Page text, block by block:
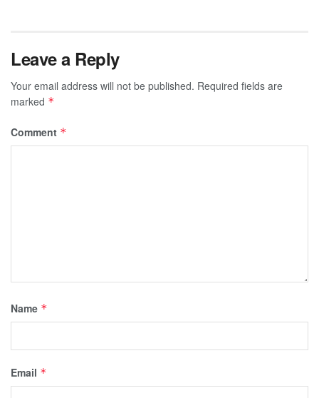
Leave a Reply
Your email address will not be published. Required fields are
marked *
Comment *
Name *
Email *